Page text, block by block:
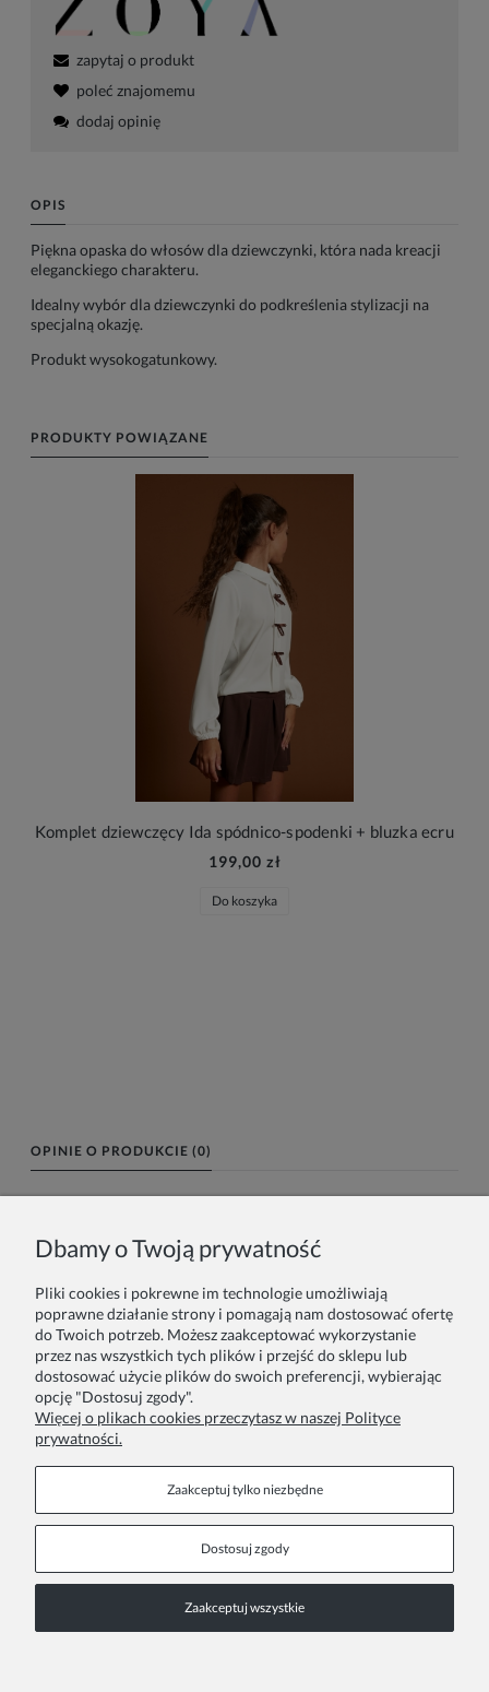
zapytaj o produkt
poleć znajomemu
dodaj opinię
OPIS
Piękna opaska do włosów dla dziewczynki, która nada kreacji
eleganckiego charakteru.
Idealny wybór dla dziewczynki do podkreślenia stylizacji na
specjalną okazję.
Produkt wysokogatunkowy.
PRODUKTY POWIĄZANE
Komplet dziewczęcy Ida spódnico-spodenki + bluzka ecru
199,00 zł
Do koszyka
OPINIE O PRODUKCIE (0)
Twoja opinia:
Stopka
Dbamy o Twoją prywatność
Pliki cookies i pokrewne im technologie umożliwiają
poprawne działanie strony i pomagają nam dostosować ofertę
do Twoich potrzeb. Możesz zaakceptować wykorzystanie
przez nas wszystkich tych plików i przejść do sklepu lub
dostosować użycie plików do swoich preferencji, wybierając
opcję "Dostosuj zgody".
Więcej o plikach cookies przeczytasz w naszej Polityce
prywatności.
Zaakceptuj tylko niezbędne
Dostosuj zgody
Zaakceptuj wszystkie